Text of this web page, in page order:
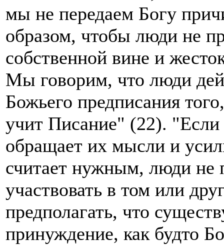
мы не передаем Богу
образом, чтобы люди не
собственной вине и
Мы говорим, что люди
Божьего предписания
учит Писание" (22). "Если
обращает их мысли и
считает нужным, люди не
участвовать в том или
предполагать, что
принуждение, как будто